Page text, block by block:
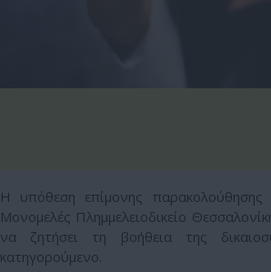
Η υπόθεση επίμονης
Μονομελές Πλημμελειοδικείο
να ζητήσει τη βοήθεια της
κατηγορούμενο.